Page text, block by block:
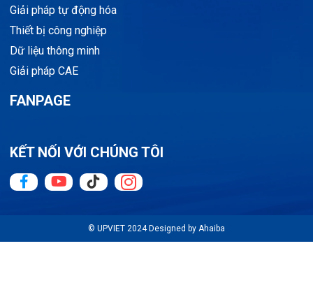
Giải pháp tự động hóa
Thiết bị công nghiệp
Dữ liệu thông minh
Giải pháp CAE
FANPAGE
KẾT NỐI VỚI CHÚNG TÔI
© UPVIET 2024 Designed by Ahaiba